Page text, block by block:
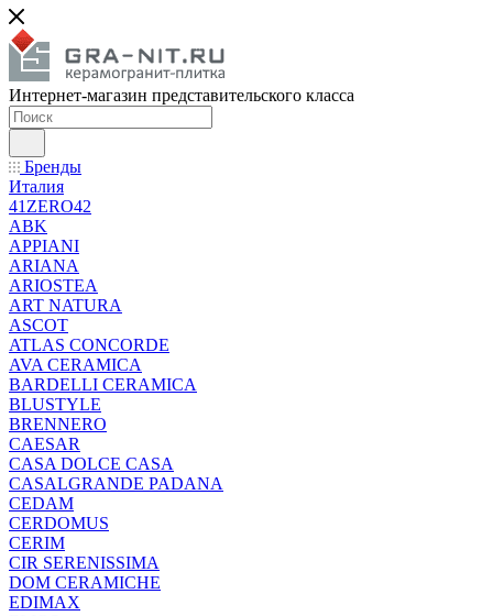
Интернет-магазин представительского класса
Бренды
Италия
41ZERO42
ABK
APPIANI
ARIANA
ARIOSTEA
ART NATURA
ASCOT
ATLAS CONCORDE
AVA CERAMICA
BARDELLI CERAMICA
BLUSTYLE
BRENNERO
CAESAR
CASA DOLCE CASA
CASALGRANDE PADANA
CEDAM
CERDOMUS
CERIM
CIR SERENISSIMA
DOM CERAMICHE
EDIMAX